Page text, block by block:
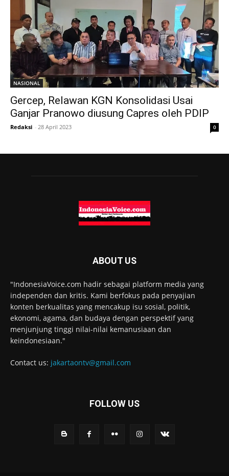
NASIONAL
Gercep, Relawan KGN Konsolidasi Usai
Ganjar Pranowo diusung Capres oleh PDIP
Redaksi - 28 April 2023 0
ABOUT US
"IndonesiaVoice.com hadir sebagai platform media yang
independen dan kritis. Kami berfokus pada penyajian
konten berkualitas yang mencakup isu sosial, politik,
ekonomi, agama, dan budaya dengan perspektif yang
menjunjung tinggi nilai-nilai kemanusiaan dan
keindonesiaan."
Contact us: jakartaontv@gmail.com
FOLLOW US